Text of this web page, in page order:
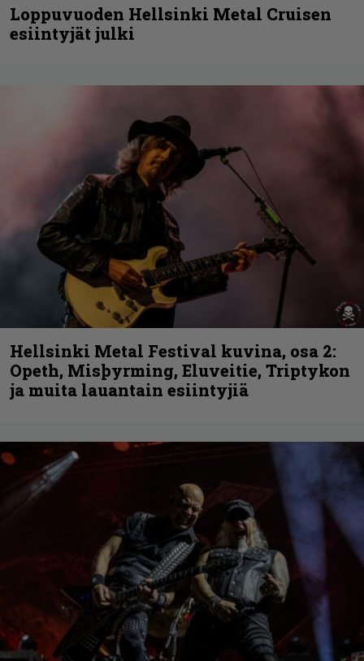
Loppuvuoden Hellsinki Metal Cruisen
esiintyjät julki
Hellsinki Metal Festival kuvina, osa 2:
Opeth, Misþyrming, Eluveitie, Triptykon
ja muita lauantain esiintyjiä